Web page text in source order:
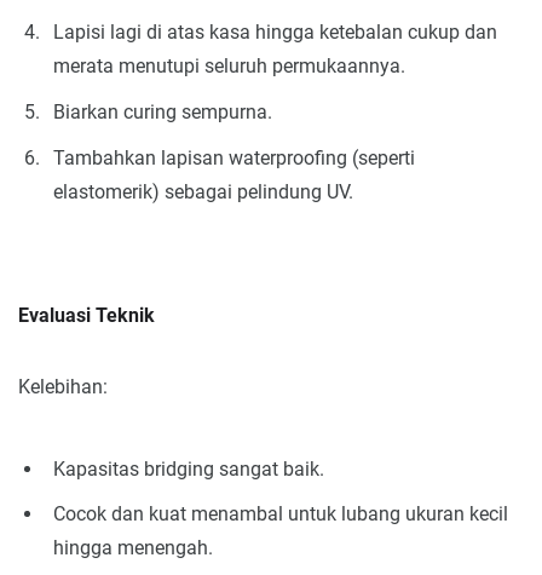
Lapisi lagi di atas kasa hingga ketebalan cukup dan
merata menutupi seluruh permukaannya.
Biarkan curing sempurna.
Tambahkan lapisan waterproofing (seperti
elastomerik) sebagai pelindung UV.
Evaluasi Teknik
Kelebihan:
Kapasitas bridging sangat baik.
Cocok dan kuat menambal untuk lubang ukuran kecil
hingga menengah.